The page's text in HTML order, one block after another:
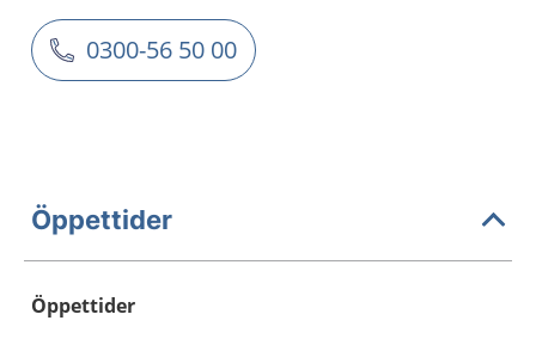
0300-56 50 00
Öppettider
Öppettider